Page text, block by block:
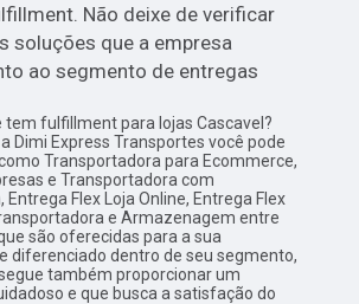
Não deixe de verificar
soluções que a empresa
ao segmento de entregas
tem fulfillment para lojas Cascavel?
Dimi Express Transportes você pode
Transportadora para Ecommerce,
e Transportadora com
Flex Loja Online, Entrega Flex
e Armazenagem entre
são oferecidas para a sua
diferenciado dentro de seu segmento,
também proporcionar um
e que busca a satisfação do